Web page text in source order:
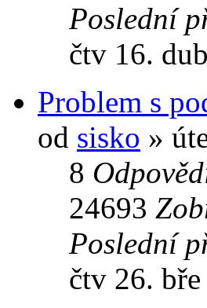
Poslední
čtv 16.
Problem s
od sisko »
8
24693
Poslední
čtv 26.